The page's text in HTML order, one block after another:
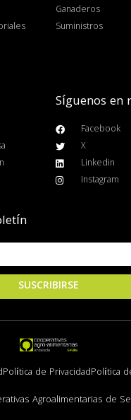
Ganaderos
Suministros
Síguenos en
Facebook
X
Linkedin
Instagram
SUSCRIBIRSE
Política de PrivacidadPolítica
Agroalimentarias de